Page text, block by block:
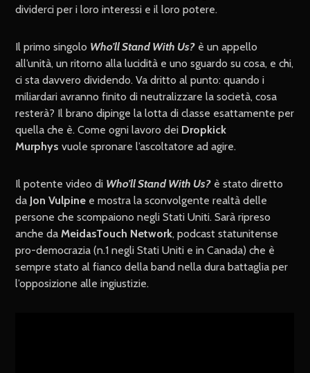
dividerci per i loro interessi e il loro potere.
Il primo singolo Who’ll Stand With Us? è un appello
all’unità, un ritorno alla lucidità e uno sguardo su cosa, e chi,
ci sta davvero dividendo. Va dritto al punto: quando i
miliardari avranno finito di neutralizzare la società, cosa
resterà? Il brano dipinge la lotta di classe esattamente per
quella che è. Come ogni lavoro dei Dropkick
Murphys vuole spronare l’ascoltatore ad agire.
Il potente video di Who’ll Stand With Us? è stato diretto
da Jon Vulpine e mostra la sconvolgente realtà delle
persone che scompaiono negli Stati Uniti. Sarà ripreso
anche daMeidasTouch Network, podcast statunitense
pro-democrazia (n.1 negli Stati Uniti e in Canada) che è
sempre stato al fianco della band nella dura battaglia per
l’opposizione alle ingiustizie.